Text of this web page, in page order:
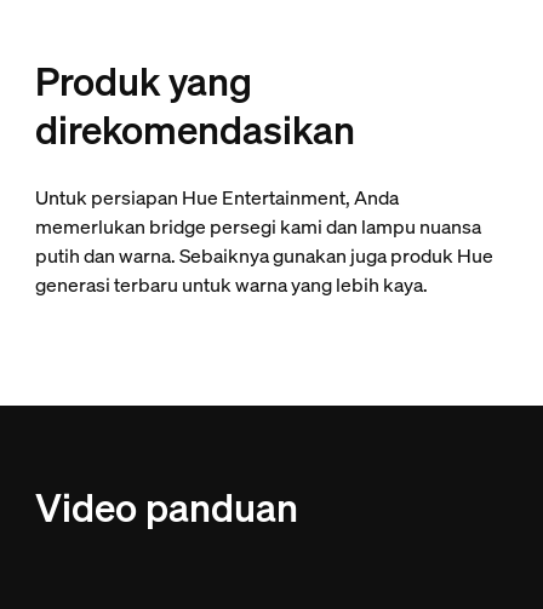
Produk yang
direkomendasikan
Untuk persiapan Hue Entertainment, Anda
memerlukan bridge persegi kami dan lampu nuansa
putih dan warna. Sebaiknya gunakan juga produk Hue
generasi terbaru untuk warna yang lebih kaya.
Video panduan